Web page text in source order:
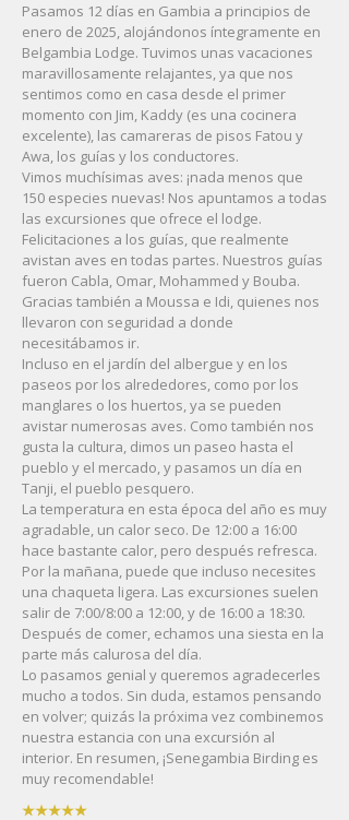
Pasamos 12 días en Gambia a principios de
enero de 2025, alojándonos íntegramente en
Belgambia Lodge. Tuvimos unas vacaciones
maravillosamente relajantes, ya que nos
sentimos como en casa desde el primer
momento con Jim, Kaddy (es una cocinera
excelente), las camareras de pisos Fatou y
Awa, los guías y los conductores.
Vimos muchísimas aves: ¡nada menos que
150 especies nuevas! Nos apuntamos a todas
las excursiones que ofrece el lodge.
Felicitaciones a los guías, que realmente
avistan aves en todas partes. Nuestros guías
fueron Cabla, Omar, Mohammed y Bouba.
Gracias también a Moussa e Idi, quienes nos
llevaron con seguridad a donde
necesitábamos ir.
Incluso en el jardín del albergue y en los
paseos por los alrededores, como por los
manglares o los huertos, ya se pueden
avistar numerosas aves. Como también nos
gusta la cultura, dimos un paseo hasta el
pueblo y el mercado, y pasamos un día en
Tanji, el pueblo pesquero.
La temperatura en esta época del año es muy
agradable, un calor seco. De 12:00 a 16:00
hace bastante calor, pero después refresca.
Por la mañana, puede que incluso necesites
una chaqueta ligera. Las excursiones suelen
salir de 7:00/8:00 a 12:00, y de 16:00 a 18:30.
Después de comer, echamos una siesta en la
parte más calurosa del día.
Lo pasamos genial y queremos agradecerles
mucho a todos. Sin duda, estamos pensando
en volver; quizás la próxima vez combinemos
nuestra estancia con una excursión al
interior. En resumen, ¡Senegambia Birding es
muy recomendable!
★★★★★